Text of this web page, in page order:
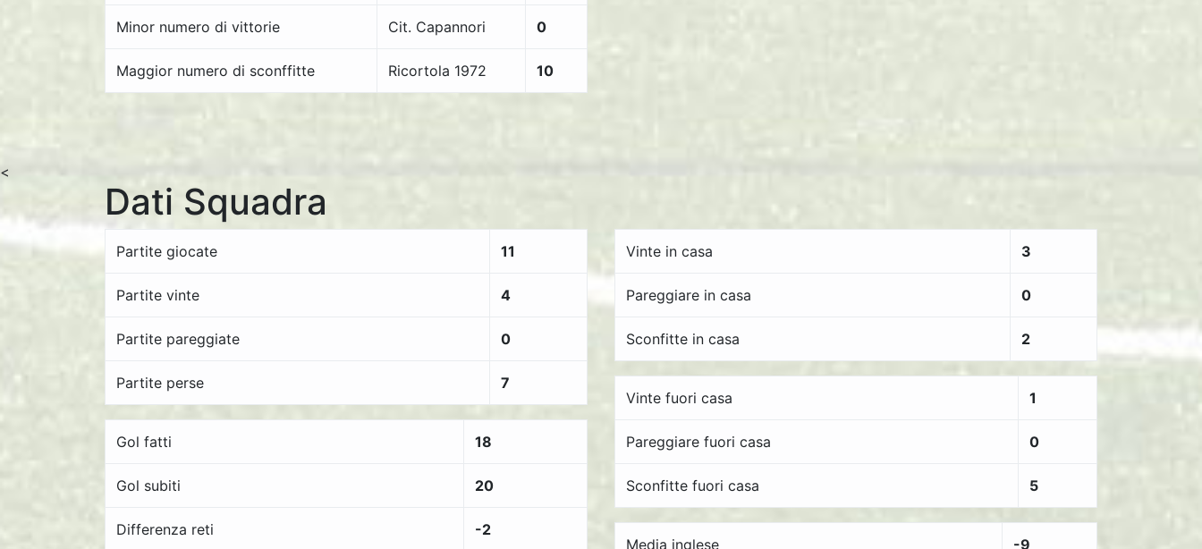
Minor numero di vittorie Cit. Capannori 0
Maggior numero di sconffitte Ricortola 1972 10
<
Dati Squadra
Partite giocate 11
Partite vinte 4
Partite pareggiate 0
Partite perse 7
Gol fatti 18
Gol subiti 20
Differenza reti -2
Vinte in casa 3
Pareggiare in casa 0
Sconfitte in casa 2
Vinte fuori casa 1
Pareggiare fuori casa 0
Sconfitte fuori casa 5
Media inglese -9